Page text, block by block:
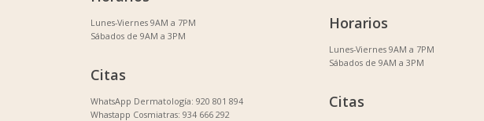
Lunes-Viernes 9AM a 7PM
Sábados de 9AM a 3PM
Citas
WhatsApp Dermatología: 920 801 894
Whastapp Cosmiatras: 934 666 292
Horarios
Lunes-Viernes 9AM a 7PM
Sábados de 9AM a 3PM
Citas